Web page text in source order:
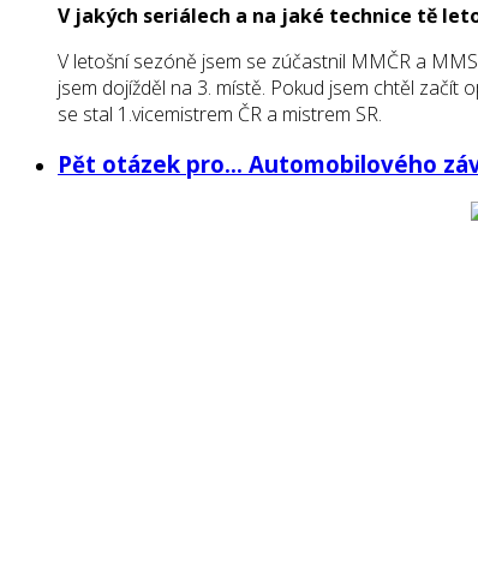
V jakých seriálech a na jaké technice tě
V letošní sezóně jsem se zúčastnil MMČR a
jsem dojížděl na 3. místě. Pokud jsem chtěl
se stal 1.vicemistrem ČR a mistrem SR.
Pět otázek pro... Automobilového